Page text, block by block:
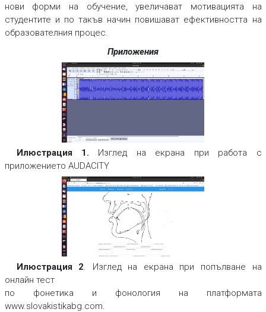
нови форми на обучение, увеличават мотивацията на
студентите и по такъв начин повишават ефективността на
образователния процес.
Приложения
Илюстрация 1. Изглед на екрана при работа с
приложението AUDACITY
Илюстрация 2. Изглед на екрана при попълване на
онлайн тест
по фонетика и фонология на платформата
www.slovakistikabg.com.